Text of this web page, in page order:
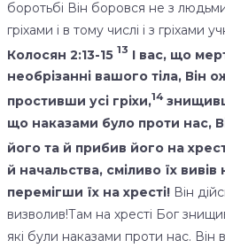
боротьбі Він боровся не з
гріхами і в тому числі і з гріхами
Колосян 2:13-15 13 І вас, що
необрізанні вашого тіла, Він
простивши усі гріхи,14
що наказами було проти нас,
його та й прибив його на
й начальства, сміливо їх
перемігши їх на хресті! Він
визволив!Там на хресті Бог
які були наказами проти нас. Він